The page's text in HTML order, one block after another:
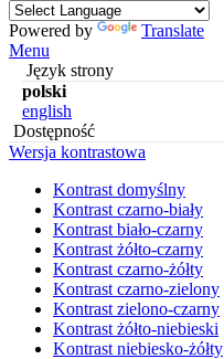
Powered by
Translate
Menu
Język strony
polski
english
Dostępność
Wersja kontrastowa
Kontrast domyślny
Kontrast czarno-biały
Kontrast biało-czarny
Kontrast żółto-czarny
Kontrast czarno-żółty
Kontrast czarno-zielony
Kontrast zielono-czarny
Kontrast żółto-niebieski
Kontrast niebiesko-żółty